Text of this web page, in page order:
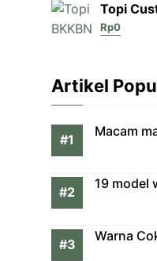
Topi
Rp0
Artikel
Macam
19 model
Warna